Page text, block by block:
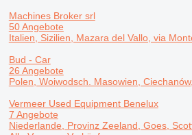
Machines Broker srl
50 Angebote
Italien, Sizilien, Mazara del Vallo, via
Bud - Car
26 Angebote
Polen, Woiwodsch. Masowien,
Vermeer Used Equipment Benelux
7 Angebote
Niederlande, Provinz Zeeland, Goes,